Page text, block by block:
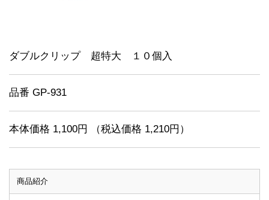
ダブルクリップ 超特大 １０個入
品番 GP-931
本体価格 1,100円 （税込価格 1,210円）
商品紹介